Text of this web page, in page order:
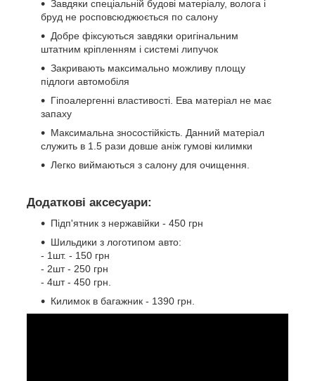
Завдяки спеціальній будові матеріалу, волога і
бруд не росповсюджюється по салону
Добре фіксуються завдяки оригінальним
штатним кріпленням і системі липучок
Закривають максимально можливу площу
підлоги автомобіля
Гіпоалергенні властивості. Ева матеріал не має
запаху
Максимальна зносостійкість. Данний матеріал
служить в 1.5 рази довше аніж гумові килимки
Легко виймаються з салону для очищення.
Додаткові аксесуари:
Підп'ятник з нержавійки - 450 грн
Шильдики з логотипом авто:
- 1шт. - 150 грн
- 2шт - 250 грн
- 4шт - 450 грн.
Килимок в багажник - 1390 грн.